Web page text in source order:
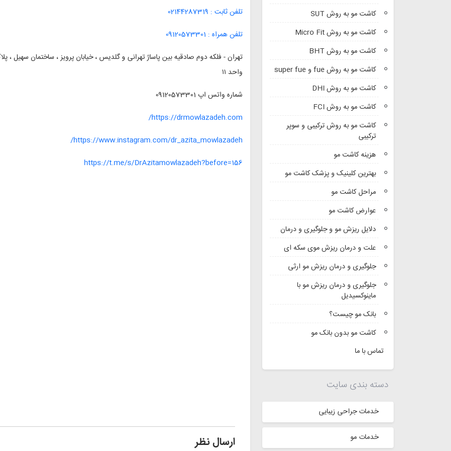
کاشت مو به روش SUT
کاشت مو به روش Micro Fit
کاشت مو به روش BHT
کاشت مو به روش fue و super fue
کاشت مو به روش DHI
کاشت مو به روش FCI
کاشت مو به روش ترکیبی و سوپر
ترکیبی
هزینه کاشت مو
بهترین کلینیک و پزشک کاشت مو
مراحل کاشت مو
عوارض کاشت مو
دلایل ریزش مو و جلوگیری و درمان
علت و درمان ریزش موی سکه ای
جلوگیری و درمان ریزش مو ارثی
جلوگیری و درمان ریزش مو با
ماینوکسیدیل
بانک مو چیست؟
کاشت مو بدون بانک مو
تماس با ما
دسته بندی سایت
خدمات جراحی زیبایی
خدمات مو
تلفن ثابت : 02144287319
تلفن همراه : 09120573301
واحد ۱۱
شماره واتس اپ 09120573301
https://drmowlazadeh.com/
https://www.instagram.com/dr_azita_mowlazadeh/
https://t.me/s/DrAzitamowlazadeh?before=156
ارسال نظر